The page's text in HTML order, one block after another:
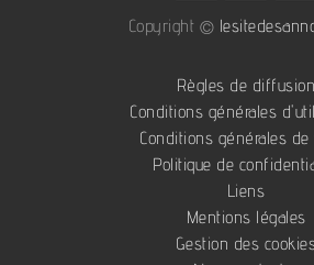
Copyright ©
Règles de diffusion
Conditions générales
Conditions générales de
Politique de
Liens
Mentions légales
Gestion des